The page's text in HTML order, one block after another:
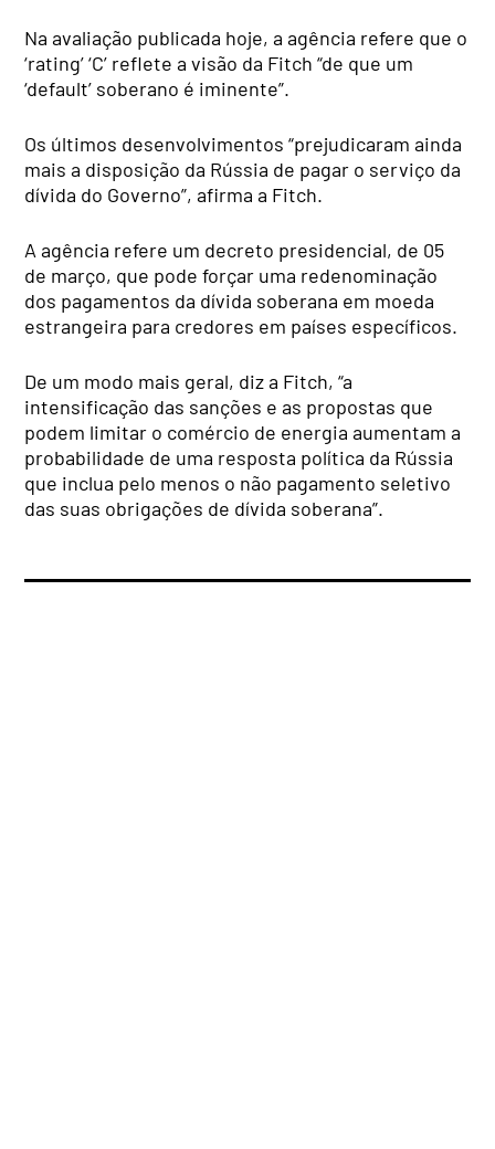
Na avaliação publicada hoje, a agência refere que o
‘rating’ ‘C’ reflete a visão da Fitch “de que um
‘default’ soberano é iminente”.
Os últimos desenvolvimentos “prejudicaram ainda
mais a disposição da Rússia de pagar o serviço da
dívida do Governo”, afirma a Fitch.
A agência refere um decreto presidencial, de 05
de março, que pode forçar uma redenominação
dos pagamentos da dívida soberana em moeda
estrangeira para credores em países específicos.
De um modo mais geral, diz a Fitch, “a
intensificação das sanções e as propostas que
podem limitar o comércio de energia aumentam a
probabilidade de uma resposta política da Rússia
que inclua pelo menos o não pagamento seletivo
das suas obrigações de dívida soberana”.